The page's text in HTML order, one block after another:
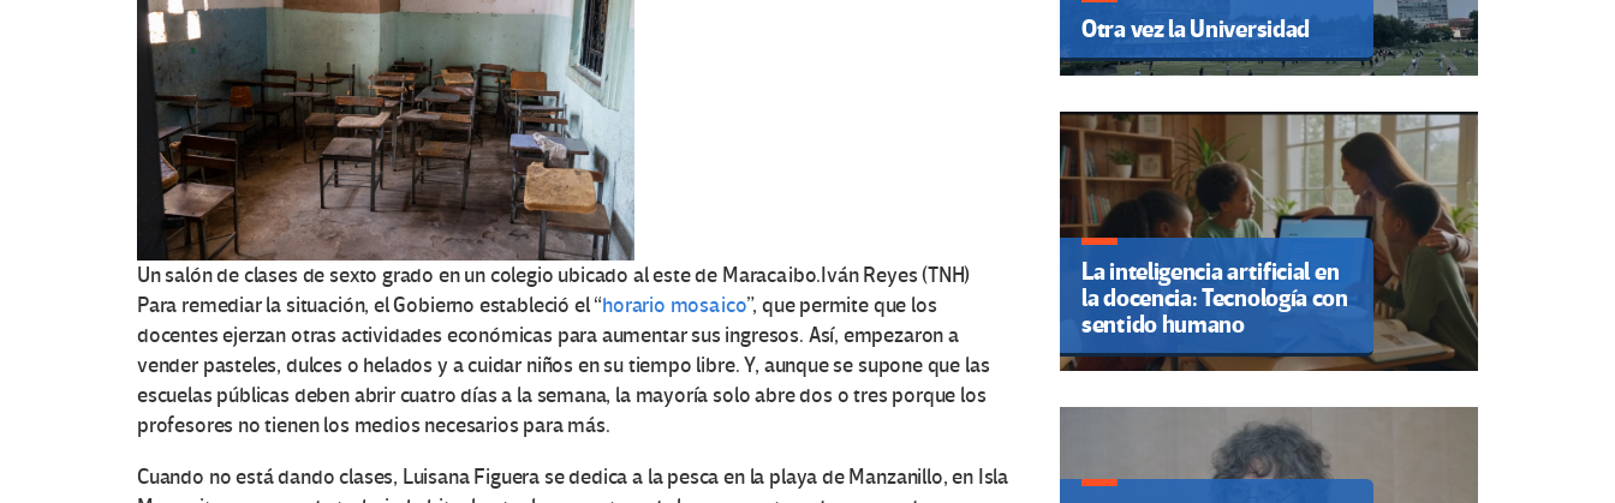
Un salón de clases de sexto grado en un colegio ubicado al este de Maracaibo.Iván Reyes (TNH)
Para remediar la situación, el Gobierno estableció el “horario mosaico”, que permite que los
docentes ejerzan otras actividades económicas para aumentar sus ingresos. Así, empezaron a
vender pasteles, dulces o helados y a cuidar niños en su tiempo libre. Y, aunque se supone que las
escuelas públicas deben abrir cuatro días a la semana, la mayoría solo abre dos o tres porque los
profesores no tienen los medios necesarios para más.
Cuando no está dando clases, Luisana Figuera se dedica a la pesca en la playa de Manzanillo, en Isla
Otra vez la Universidad
La inteligencia artificial en
la docencia: Tecnología con
sentido humano